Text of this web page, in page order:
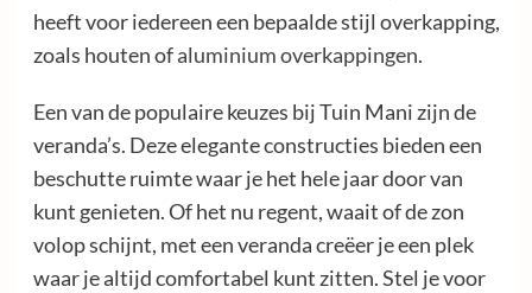
heeft voor iedereen een bepaalde stijl overkapping,
zoals houten ofaluminium overkappingen.
Een van de populaire keuzes bij Tuin Mani zijn de
veranda’s. Deze elegante constructies bieden een
beschutte ruimte waar je het hele jaar door van
kunt genieten. Of het nu regent, waait of de zon
volop schijnt, met een veranda creëer je een plek
waar je altijd comfortabel kunt zitten. Stel je voor